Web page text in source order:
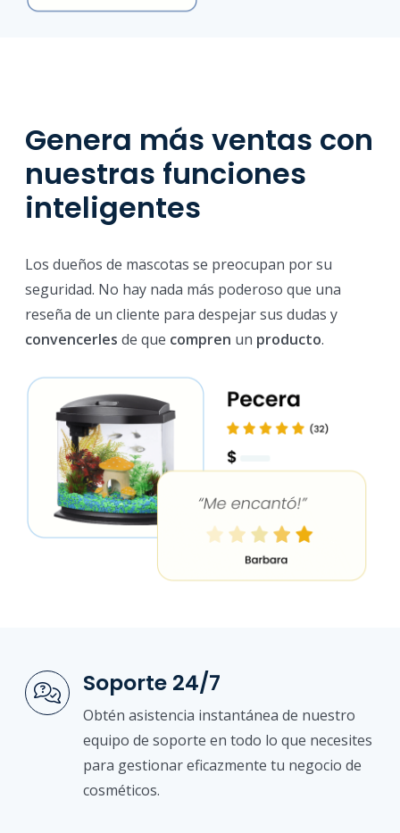
Genera más ventas con
nuestras funciones
inteligentes
Los dueños de mascotas se preocupan por su
seguridad. No hay nada más poderoso que una
reseña de un cliente para despejar sus dudas y
convencerles de que compren un producto.
Soporte 24/7
Obtén asistencia instantánea de nuestro
equipo de soporte en todo lo que necesites
para gestionar eficazmente tu negocio de
cosméticos.